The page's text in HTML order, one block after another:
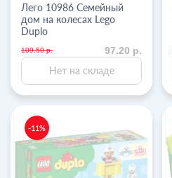
Лего 10986 Семейный
дом на колесах Lego
Duplo
109.50 р. 97.20 р.
Нет на складе
-11%